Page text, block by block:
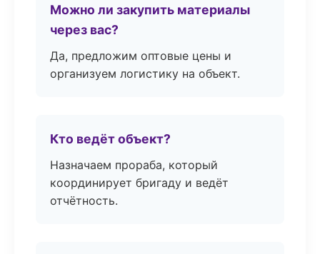
Можно ли закупить материалы
через вас?
Да, предложим оптовые цены и
организуем логистику на объект.
Кто ведёт объект?
Назначаем прораба, который
координирует бригаду и ведёт
отчётность.